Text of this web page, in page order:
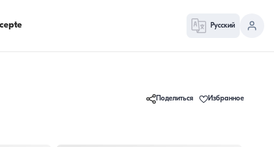
Русский
Поделиться Избранное